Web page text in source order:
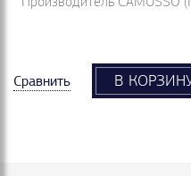
Сравнить В